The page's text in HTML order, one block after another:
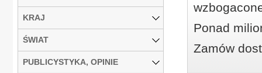
Ponad
Zamów
KRAJ
ŚWIAT
PUBLICYSTYKA, OPINIE